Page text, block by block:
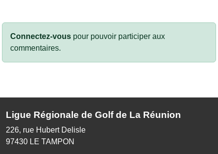
Connectez-vous pour pouvoir participer aux
commentaires.
Ligue Régionale de Golf de La Réunion
226, rue Hubert Delisle
97430 LE TAMPON